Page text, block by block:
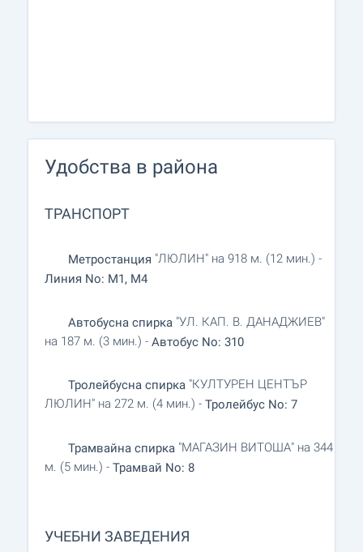
Удобства в района
ТРАНСПОРТ
Метростанция "ЛЮЛИН" на 918 м. (12 мин.) -
Линия No: M1, M4
Автобусна спирка "УЛ. КАП. В. ДАНАДЖИЕВ"
на 187 м. (3 мин.) - Автобус No: 310
Тролейбусна спирка "КУЛТУРЕН ЦЕНТЪР
ЛЮЛИН" на 272 м. (4 мин.) - Тролейбус No: 7
Трамвайна спирка "МАГАЗИН ВИТОША" на 344
м. (5 мин.) - Трамвай No: 8
УЧЕБНИ ЗАВЕДЕНИЯ